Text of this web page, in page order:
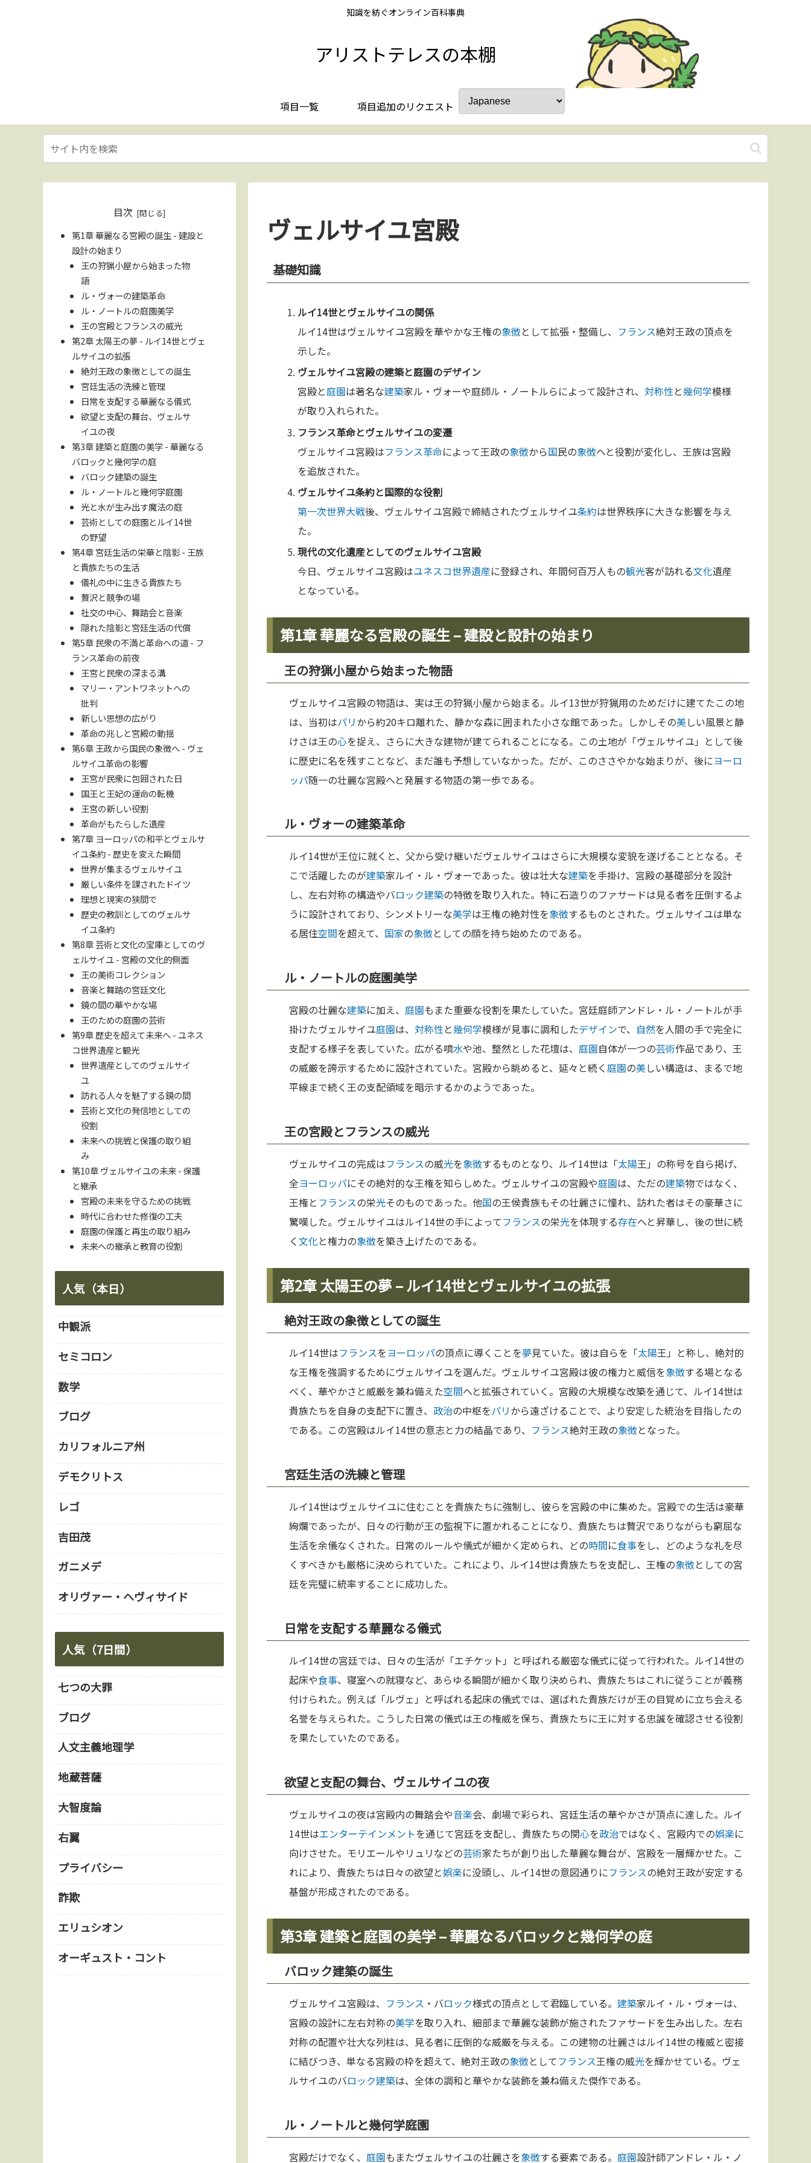
知識を紡ぐオンライン百科事典
アリストテレスの本棚
項目一覧 項目追加のリクエスト
ヴェルサイユ宮殿
基礎知識
ルイ14世とヴェルサイユの関係
ルイ14世はヴェルサイユ宮殿を華やかな王権の象徴として拡張・整備し、 フランス絶対王政の頂点を
示した。
ヴェルサイユ宮殿の建築と庭園のデザイン
宮殿と庭園は著名な建築家ル・ヴォーや庭師ル・ノートルらによって設計され、対称性と幾何学模様
が取り入れられた。
フランス革命とヴェルサイユの変遷
ヴェルサイユ宮殿はフランス革命によって王政の象徴から国民の象徴へと役割が変化し、王族は宮殿
を追放された。
ヴェルサイユ条約と国際的な役割
第一次世界大戦後、ヴェルサイユ宮殿で締結されたヴェルサイユ条約は世界秩序に大きな影響を与え
た。
現代の文化遺産としてのヴェルサイユ宮殿
今日、ヴェルサイユ宮殿はユネスコ世界遺産に登録され、年間何百万人もの観光客が訪れる文化遺産
となっている。
第1章 華麗なる宮殿の誕生 – 建設と設計の始まり
王の狩猟小屋から始まった物語
ヴェルサイユ宮殿の物語は、実は王の狩猟小屋から始まる。ルイ13世が狩猟用のためだけに建てたこの地
は、当初はパリから約20キロ離れた、静かな森に囲まれた小さな館であった。しかしその美しい風景と静
けさは王の心を捉え、さらに大きな建物が建てられることになる。この土地が「ヴェルサイユ」として後
に歴史に名を残すことなど、まだ誰も予想していなかった。だが、このささやかな始まりが、後にヨーロ
ッパ随一の壮麗な宮殿へと発展する物語の第一歩である。
ル・ヴォーの建築革命
ルイ14世が王位に就くと、父から受け継いだヴェルサイユはさらに大規模な変貌を遂げることとなる。そ
こで活躍したのが建築家ルイ・ル・ヴォーであった。彼は壮大な建築を手掛け、宮殿の基礎部分を設計
し、左右対称の構造やバロック建築の特徴を取り入れた。特に石造りのファサードは見る者を圧倒するよ
うに設計されており、シンメトリーな美学は王権の絶対性を象徴するものとされた。ヴェルサイユは単な
る居住空間を超えて、 国家の象徴としての顔を持ち始めたのである。
ル・ノートルの庭園美学
宮殿の壮麗な建築に加え、 庭園もまた重要な役割を果たしていた。宮廷庭師アンドレ・ル・ノートルが手
掛けたヴェルサイユ庭園は、 対称性と幾何学模様が見事に調和したデザインで、 自然を人間の手で完全に
支配する様子を表していた。広がる噴水や池、整然とした花壇は、 庭園自体が一つの芸術作品であり、王
の威厳を誇示するために設計されていた。宮殿から眺めると、延々と続く庭園の美しい構造は、まるで地
平線まで続く王の支配領域を暗示するかのようであった。
王の宮殿とフランスの威光
ヴェルサイユの完成はフランスの威光を象徴するものとなり、ルイ14世は「太陽王」の称号を自ら掲げ、
全ヨーロッパにその絶対的な王権を知らしめた。ヴェルサイユの宮殿や庭園は、ただの建築物ではなく、
王権と フランスの栄光そのものであった。他国の王侯貴族もその壮麗さに憧れ、訪れた者はその豪華さに
驚嘆した。ヴェルサイユはルイ14世の手によってフランスの栄光を体現する存在へと昇華し、後の世に続
く文化と権力の象徴を築き上げたのである。
第2章 太陽王の夢 – ルイ14世とヴェルサイユの拡張
絶対王政の象徴としての誕生
ルイ14世はフランスをヨーロッパの頂点に導くことを夢見ていた。彼は自らを「太陽王」と称し、絶対的
な王権を強調するためにヴェルサイユを選んだ。ヴェルサイユ宮殿は彼の権力と威信を象徴する場となる
べく、華やかさと威厳を兼ね備えた空間へと拡張されていく。宮殿の大規模な改築を通じて、ルイ14世は
貴族たちを自身の支配下に置き、 政治の中枢をパリから遠ざけることで、より安定した統治を目指したの
である。この宮殿はルイ14世の意志と力の結晶であり、 フランス絶対王政の象徴となった。
宮廷生活の洗練と管理
ルイ14世はヴェルサイユに住むことを貴族たちに強制し、彼らを宮殿の中に集めた。宮殿での生活は豪華
絢爛であったが、日々の行動が王の監視下に置かれることになり、貴族たちは贅沢でありながらも窮屈な
生活を余儀なくされた。日常のルールや儀式が細かく定められ、どの時間に食事をし、どのような礼を尽
くすべきかも厳格に決められていた。これにより、ルイ14世は貴族たちを支配し、王権の象徴としての宮
廷を完璧に統率することに成功した。
日常を支配する華麗なる儀式
ルイ14世の宮廷では、日々の生活が「エチケット」と呼ばれる厳密な儀式に従って行われた。ルイ14世の
起床や食事、寝室への就寝など、あらゆる瞬間が細かく取り決められ、貴族たちはこれに従うことが義務
付けられた。例えば「ルヴェ」と呼ばれる起床の儀式では、選ばれた貴族だけが王の目覚めに立ち会える
名誉を与えられた。こうした日常の儀式は王の権威を保ち、貴族たちに王に対する忠誠を確認させる役割
を果たしていたのである。
欲望と支配の舞台、ヴェルサイユの夜
ヴェルサイユの夜は宮殿内の舞踏会や音楽会、劇場で彩られ、宮廷生活の華やかさが頂点に達した。ルイ
14世はエンターテインメントを通じて宮廷を支配し、貴族たちの関心を政治ではなく、宮殿内での娯楽に
向けさせた。モリエールやリュリなどの芸術家たちが創り出した華麗な舞台が、宮殿を一層輝かせた。こ
れにより、貴族たちは日々の欲望と娯楽に没頭し、ルイ14世の意図通りにフランスの絶対王政が安定する
基盤が形成されたのである。
第3章 建築と庭園の美学 – 華麗なるバロックと幾何学の庭
バロック建築の誕生
ヴェルサイユ宮殿は、 フランス ・バロック様式の頂点として君臨している。 建築家ルイ・ル・ヴォーは、
宮殿の設計に左右対称の美学を取り入れ、細部まで華麗な装飾が施されたファサードを生み出した。左右
対称の配置や壮大な列柱は、見る者に圧倒的な威厳を与える。この建物の壮麗さはルイ14世の権威と密接
に結びつき、単なる宮殿の枠を超えて、絶対王政の象徴としてフランス王権の威光を輝かせている。ヴェ
ルサイユのバロック建築は、全体の調和と華やかな装飾を兼ね備えた傑作である。
ル・ノートルと幾何学庭園
宮殿だけでなく、 庭園もまたヴェルサイユの壮麗さを象徴する要素である。 庭園設計師アンドレ・ル・ノ
目次
第1章 華麗なる宮殿の誕生 - 建設と
設計の始まり
王の狩猟小屋から始まった物
語
ル・ヴォーの建築革命
ル・ノートルの庭園美学
王の宮殿とフランスの威光
第2章 太陽王の夢 - ルイ14世とヴェ
ルサイユの拡張
絶対王政の象徴としての誕生
宮廷生活の洗練と管理
日常を支配する華麗なる儀式
欲望と支配の舞台、ヴェルサ
イユの夜
第3章 建築と庭園の美学 - 華麗なる
バロックと幾何学の庭
バロック建築の誕生
ル・ノートルと幾何学庭園
光と水が生み出す魔法の庭
芸術としての庭園とルイ14世
の野望
第4章 宮廷生活の栄華と陰影 - 王族
と貴族たちの生活
儀礼の中に生きる貴族たち
贅沢と競争の場
社交の中心、舞踏会と音楽
隠れた陰影と宮廷生活の代償
第5章 民衆の不満と革命への道 - フ
ランス革命の前夜
王宮と民衆の深まる溝
マリー・アントワネットへの
批判
新しい思想の広がり
革命の兆しと宮殿の動揺
第6章 王政から国民の象徴へ - ヴェ
ルサイユ革命の影響
王宮が民衆に包囲された日
国王と王妃の運命の転機
王宮の新しい役割
革命がもたらした遺産
第7章 ヨーロッパの和平とヴェルサ
イユ条約 - 歴史を変えた瞬間
世界が集まるヴェルサイユ
厳しい条件を課されたドイツ
理想と現実の狭間で
歴史の教訓としてのヴェルサ
イユ条約
第8章 芸術と文化の宝庫としてのヴ
ェルサイユ - 宮殿の文化的側面
王の美術コレクション
音楽と舞踏の宮廷文化
鏡の間の華やかな場
王のための庭園の芸術
第9章 歴史を超えて未来へ - ユネス
コ世界遺産と観光
世界遺産としてのヴェルサイ
ユ
訪れる人々を魅了する鏡の間
芸術と文化の発信地としての
役割
未来への挑戦と保護の取り組
み
第10章 ヴェルサイユの未来 - 保護
と継承
宮殿の未来を守るための挑戦
時代に合わせた修復の工夫
庭園の保護と再生の取り組み
未来への継承と教育の役割
人気（本日）
中観派
セミコロン
数学
ブログ
カリフォルニア州
デモクリトス
レゴ
吉田茂
ガニメデ
オリヴァー・ヘヴィサイド
人気（7日間）
七つの大罪
ブログ
人文主義地理学
地蔵菩薩
大智度論
右翼
プライバシー
詐欺
エリュシオン
オーギュスト・コント